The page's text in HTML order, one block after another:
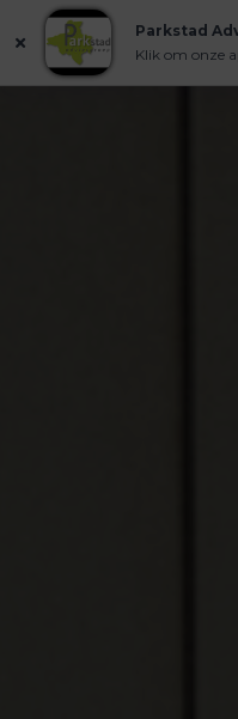
Parkstad
Klik om onze